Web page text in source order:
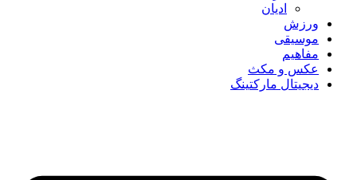
ادیان
ورزش
موسیقی
مفاهیم
عکس و مکث
دیجیتال مارکتینگ